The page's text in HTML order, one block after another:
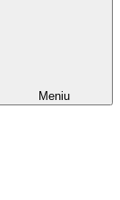
Meniu